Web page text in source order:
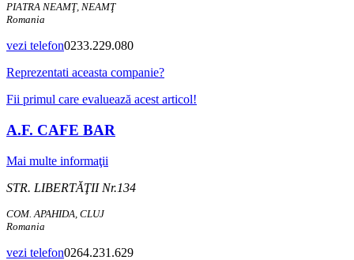
PIATRA NEAMŢ, NEAMŢ
Romania
vezi telefon0233.229.080
Reprezentati aceasta companie?
Fii primul care evaluează acest articol!
A.F. CAFE BAR
Mai multe informaţii
STR. LIBERTĂŢII Nr.134
COM. APAHIDA, CLUJ
Romania
vezi telefon0264.231.629